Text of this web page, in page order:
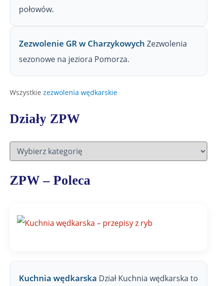
połowów.
Zezwolenie GR w Charzykowych Zezwolenia
sezonowe na jeziora Pomorza.
Wszystkie zezwolenia wędkarskie
Działy ZPW
D
a
łZPW – Poleca
Kuchnia wędkarska Dział Kuchnia wędkarska to